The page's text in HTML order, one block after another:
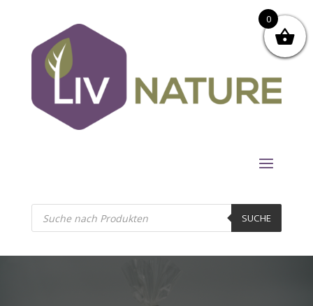
Products
search SUCHE
0